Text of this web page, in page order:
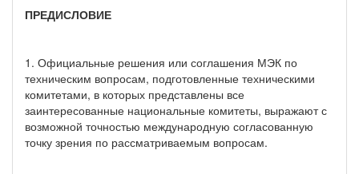
ПРЕДИСЛОВИЕ
1. Официальные решения или соглашения МЭК по
техническим вопросам, подготовленные техническими
комитетами, в которых представлены все
заинтересованные национальные комитеты, выражают с
возможной точностью международную согласованную
точку зрения по рассматриваемым вопросам.